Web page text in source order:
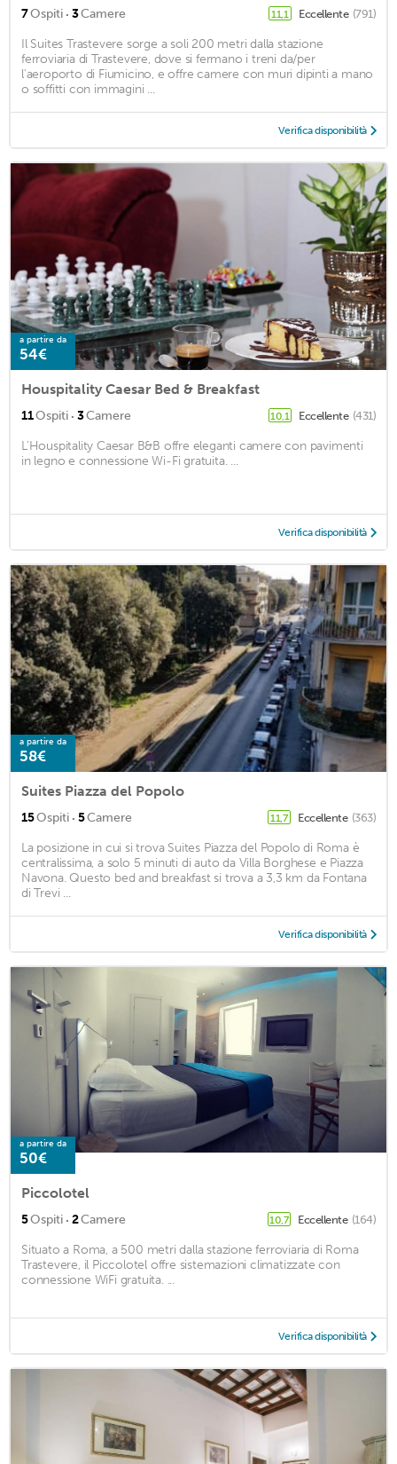
7Ospiti · 3Camere 11,1 Eccellente (791)
Il Suites Trastevere sorge a soli 200 metri dalla stazione
ferroviaria di Trastevere, dove si fermano i treni da/per
l'aeroporto di Fiumicino, e offre camere con muri dipinti a mano
o soffitti con immagini ...
Verifica disponibilità
a partire da
54€
Houspitality Caesar Bed & Breakfast
11Ospiti · 3Camere 10,1 Eccellente (431)
L'Houspitality Caesar B&B offre eleganti camere con pavimenti
in legno e connessione Wi-Fi gratuita. ...
Verifica disponibilità
a partire da
58€
Suites Piazza del Popolo
15Ospiti · 5Camere 11,7 Eccellente (363)
La posizione in cui si trova Suites Piazza del Popolo di Roma è
centralissima, a solo 5 minuti di auto da Villa Borghese e Piazza
Navona. Questo bed and breakfast si trova a 3,3 km da Fontana
di Trevi ...
Verifica disponibilità
a partire da
50€
Piccolotel
5Ospiti · 2Camere 10,7 Eccellente (164)
Situato a Roma, a 500 metri dalla stazione ferroviaria di Roma
Trastevere, il Piccolotel offre sistemazioni climatizzate con
connessione WiFi gratuita. ...
Verifica disponibilità